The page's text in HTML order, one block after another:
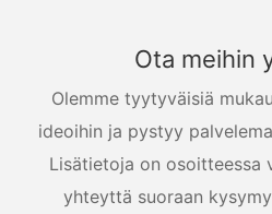
Ota meihin
Olemme tyytyväisiä
ideoihin ja pystyy
Lisätietoja on osoitteessa
yhteyttä suoraan